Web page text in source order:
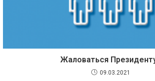
Жаловаться
09.03.2021